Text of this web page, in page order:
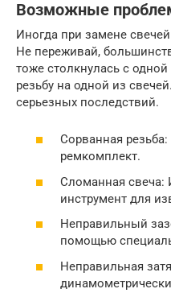
Возможные
Иногда при замене
Не переживай,
тоже столкнулась с
резьбу на одной из
серьезных последствий.
Сорванная
ремкомплект.
Сломанная свеча:
инструмент для
Неправильный
помощью
Неправильная